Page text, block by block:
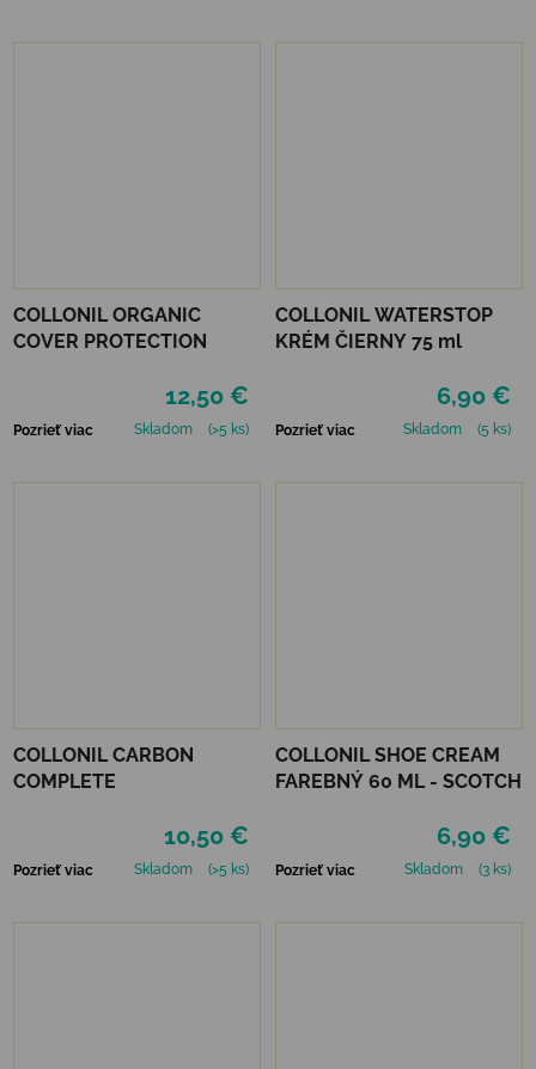
COLLONIL ORGANIC
COVER PROTECTION
12,50 €
Pozrieť viac Skladom (>5 ks)
COLLONIL WATERSTOP
KRÉM ČIERNY 75 ml
6,90 €
Pozrieť viac Skladom (5 ks)
COLLONIL CARBON
COMPLETE
10,50 €
Pozrieť viac Skladom (>5 ks)
COLLONIL SHOE CREAM
FAREBNÝ 60 ML - SCOTCH
6,90 €
Pozrieť viac Skladom (3 ks)